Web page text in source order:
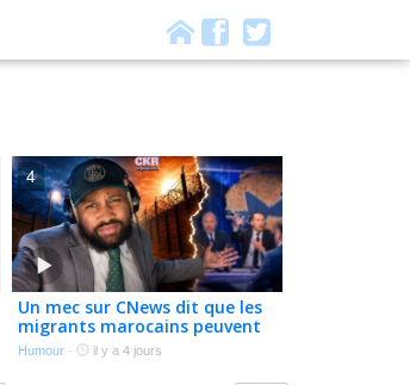
Un mec sur CNews dit que les
migrants marocains peuvent
ramener le SIDA ? WESH ?! –
CKR E281
Humour · il y a 4 jours
4